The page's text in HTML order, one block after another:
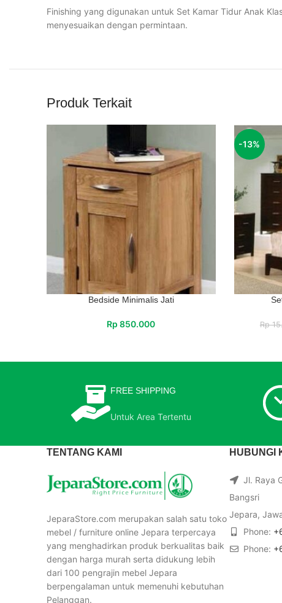
Finishing yang digunakan untuk Set Kamar Tidur Anak
menyesuaikan dengan permintaan.
Produk Terkait
Bedside Minimalis Jati
Rp 850.000
-13%
Rp
FREE SHIPPING
Untuk Area Tertentu
TENTANG KAMI
JeparaStore.com merupakan salah satu toko
mebel / furniture online Jepara terpercaya
yang menghadirkan produk berkualitas baik
dengan harga murah serta didukung lebih
dari 100 pengrajin mebel Jepara
berpengalaman untuk memenuhi kebutuhan
Pelanggan.
HUBUNGI
Jl. Raya
Bangsri
Jepara,
Phone:
Phone: